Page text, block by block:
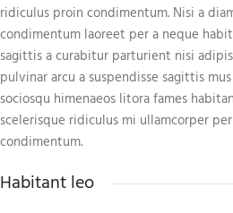
ridiculus proin condimentum. Nisi a
condimentum laoreet per a neque
sagittis a curabitur parturient nisi
pulvinar arcu a suspendisse sagittis
sociosqu himenaeos litora fames
scelerisque ridiculus mi ullamcorper
condimentum.
Habitant leo